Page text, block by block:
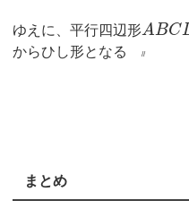
ゆえに、平行四辺形ABC
からひし形となる//
まとめ